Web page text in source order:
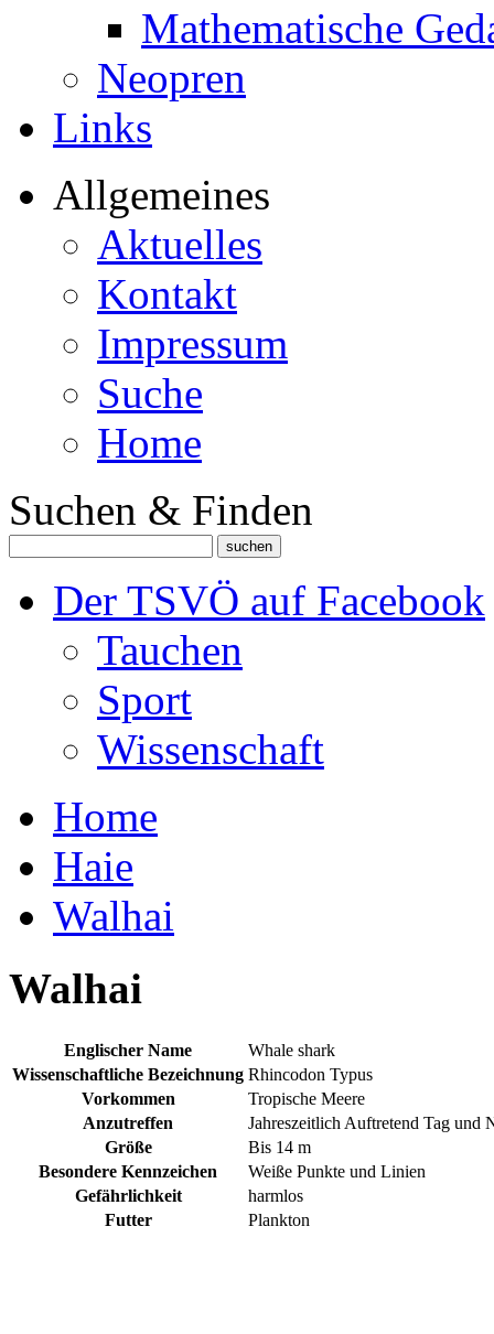
Mathematische
Neopren
Links
Allgemeines
Aktuelles
Kontakt
Impressum
Suche
Home
Suchen & Finden
Der TSVÖ auf Facebook
Tauchen
Sport
Wissenschaft
Home
Haie
Walhai
Walhai
Englischer Name
Whale shark
Wissenschaftliche Bezeichnung Rhincodon Typus
Vorkommen
Tropische Meere
Anzutreffen
Jahreszeitlich Auftretend Tag und
Größe
Bis 14 m
Besondere Kennzeichen
Weiße Punkte und Linien
Gefährlichkeit
harmlos
Futter
Plankton